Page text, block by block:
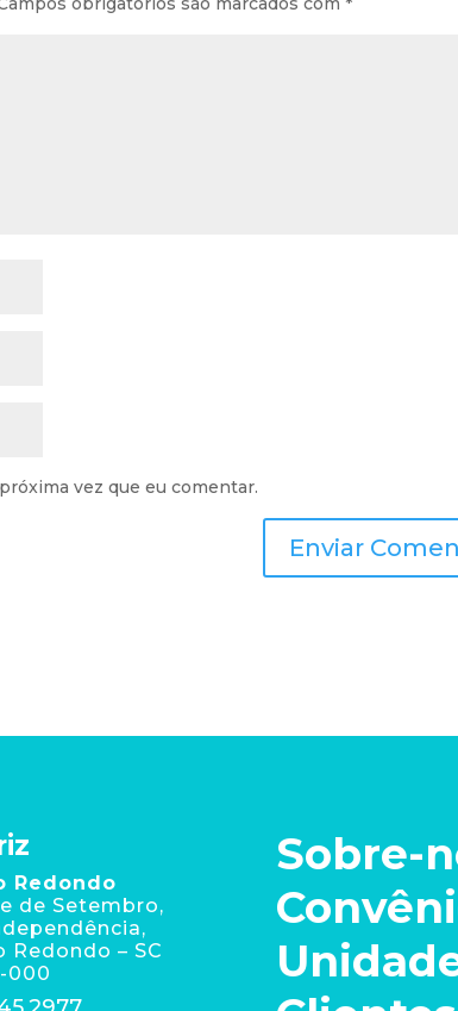
vez que eu comentar.
Redondo
de Setembro,
Redondo – SC
000
Sobre-